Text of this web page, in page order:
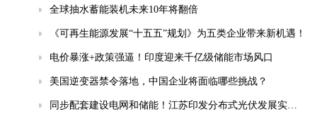
全球抽水蓄能装机未来10年将翻倍
《可再生能源发展“十五五”规划》为五类企业带来新机遇！
电价暴涨+政策强逼！印度迎来千亿级储能市场风口
美国逆变器禁令落地，中国企业将面临哪些挑战？
同步配套建设电网和储能！江苏印发分布式光伏发展实施方案（2026-2030年）